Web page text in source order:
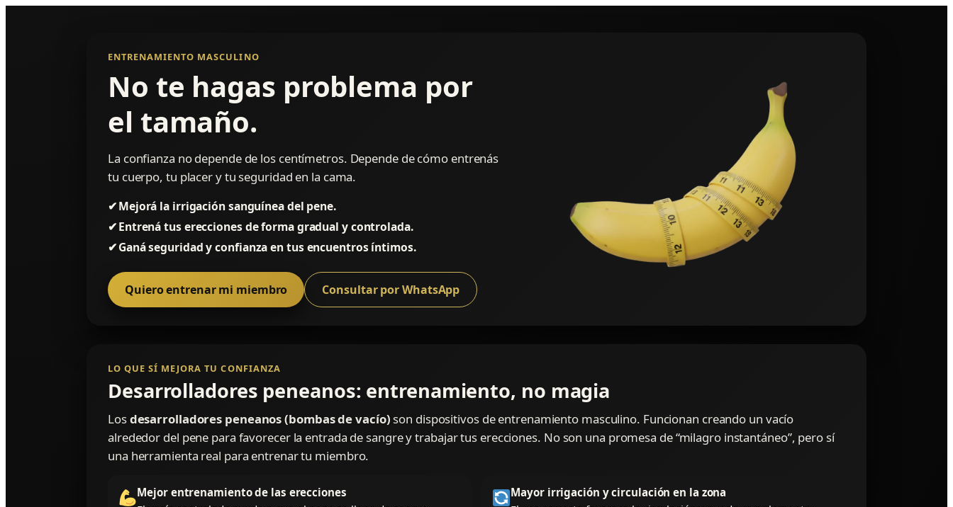
ENTRENAMIENTO MASCULINO
No te hagas problema por
el tamaño.
La confianza no depende de los centímetros. Depende de cómo entrenás
tu cuerpo, tu placer y tu seguridad en la cama.
✔Mejorá la irrigación sanguínea del pene.
✔Entrená tus erecciones de forma gradual y controlada.
✔Ganá seguridad y confianza en tus encuentros íntimos.
Quiero entrenar mi miembro Consultar por WhatsApp
LO QUE SÍ MEJORA TU CONFIANZA
Desarrolladores peneanos: entrenamiento, no magia
Losdesarrolladores peneanos (bombas de vacío) son dispositivos de entrenamiento masculino. Funcionan creando un vacío
alrededor del pene para favorecer la entrada de sangre y trabajar tus erecciones. No son una promesa de “milagro instantáneo”, pero sí
una herramienta real para entrenar tu miembro.
Mejor entrenamiento de las erecciones
Mayor irrigación y circulación en la zona